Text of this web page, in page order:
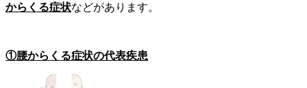
からくる症状などがあります。
①腰からくる症状の代表疾患